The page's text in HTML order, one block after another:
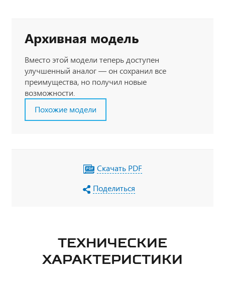
Архивная модель
Вместо этой модели теперь доступен
улучшенный аналог — он сохранил все
преимущества, но получил новые
возможности.
Похожие модели
Скачать PDF
Поделиться
ТЕХНИЧЕСКИЕ
ХАРАКТЕРИСТИКИ